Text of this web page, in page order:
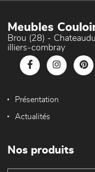
Meubles
Brou (28) -
illiers-combray
Présentation
Actualités
Nos produits